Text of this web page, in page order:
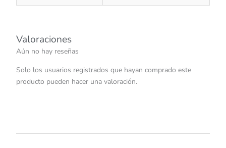
Valoraciones
Aún no hay reseñas
Solo los usuarios registrados que hayan comprado este
producto pueden hacer una valoración.